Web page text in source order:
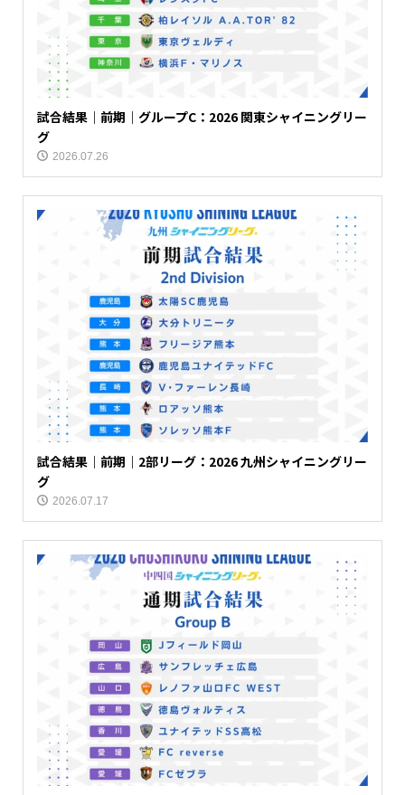
試合結果｜前期｜グループC：2026 関東シャイニングリー
グ
2026.07.26
試合結果｜前期｜2部リーグ：2026 九州シャイニングリー
グ
2026.07.17